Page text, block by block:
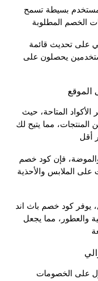
بسيطة تسمح
على تحديث قائمة
يحصلون على
الموقع
المتاحة، حيث
مما يتيح لك
فإن كود خصم
الملابس والأحذية
يوفر كود خصم باث اند
والعطور، مما يجعل